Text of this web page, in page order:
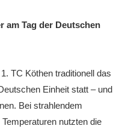
am Tag der Deutschen
TC Köthen traditionell das
Einheit statt – und
Bei strahlendem
nutzten die